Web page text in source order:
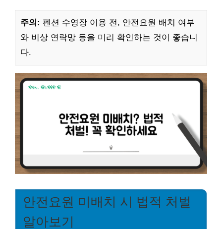
주의: 펜션 수영장 이용 전, 안전요원 배치 여부
와 비상 연락망 등을 미리 확인하는 것이 좋습니
다.
안전요원 미배치 시 법적 처벌
알아보기